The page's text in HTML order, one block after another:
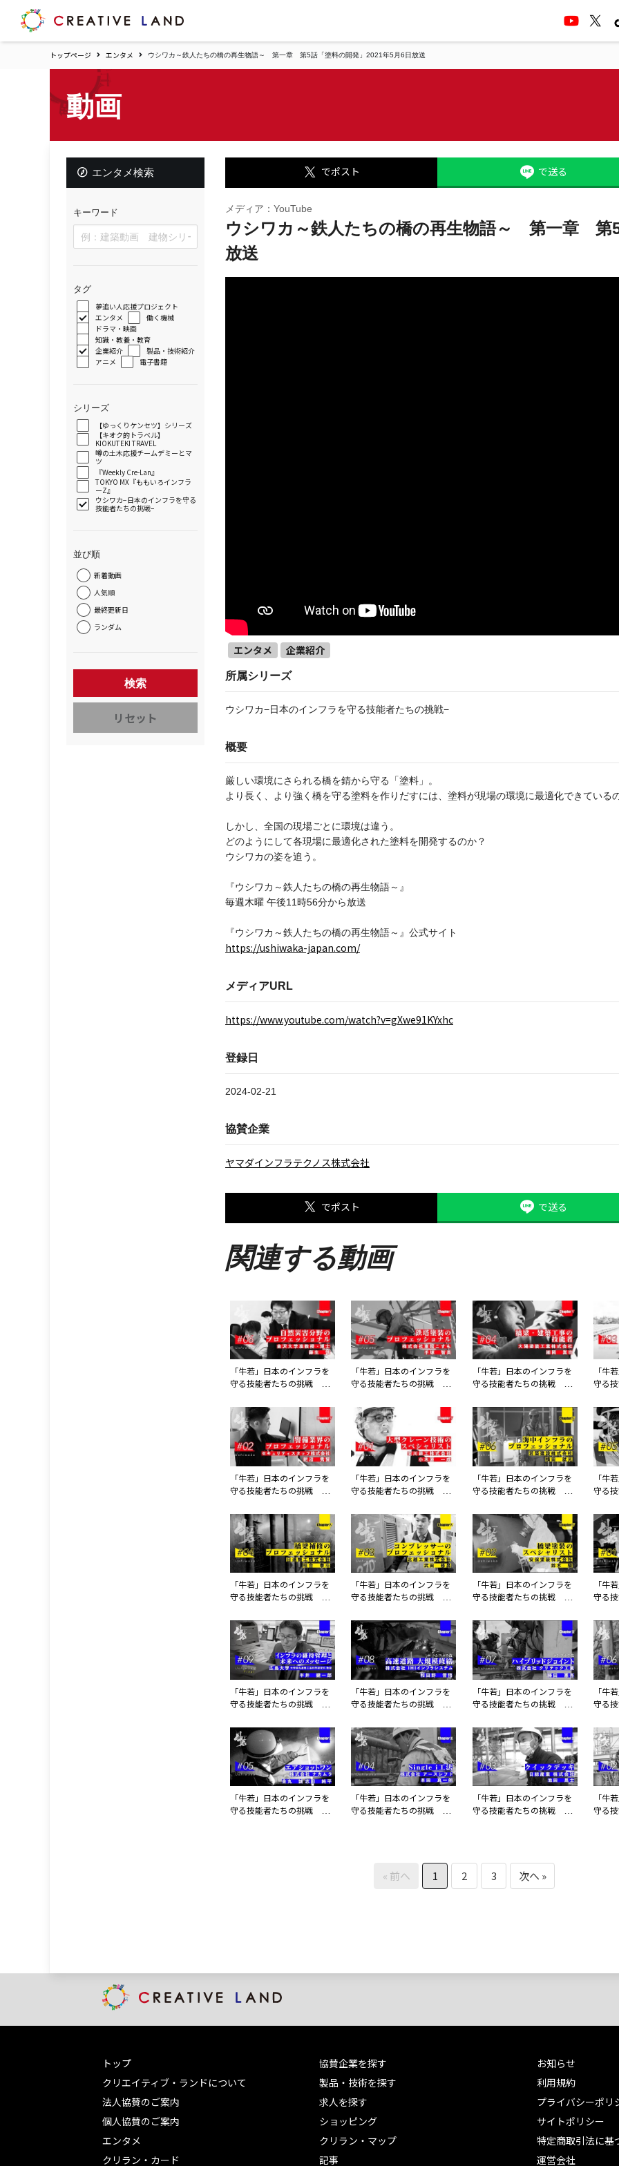
ク
リ
エ
トップページ エンタメ ウシワカ～鉄人たちの橋の再生物語～ 第一章 第5話「塗料の開発」2021年5月6日放送
動画
エンタメ検索
キーワード
タグ
夢追い人応援プロジェクト
エンタメ
働く機械
ドラマ・映画
知識・教養・教育
企業紹介
製品・技術紹介
アニメ
電子書籍
シリーズ
【ゆっくりケンセツ】シリーズ
【キオク的トラベル】
KIOKUTEKI TRAVEL
噂の土木応援チームデミーとマ
ツ
『Weekly Cre-Lan』
TOKYO MX『ももいろインフラ
ーZ』
ウシワカ−日本のインフラを守る
技能者たちの挑戦−
並び順
新着動画
人気順
最終更新日
ランダム
検索
リセット
でポスト で送る
メディア：YouTube
ウシワカ～鉄人たちの橋の再生物語～ 第一章 第5
放送
エンタメ 企業紹介
所属シリーズ
ウシワカ−日本のインフラを守る技能者たちの挑戦−
概要
厳しい環境にさられる橋を錆から守る「塗料」。
より長く、より強く橋を守る塗料を作りだすには、塗料が現場の環境に最適化できている
しかし、全国の現場ごとに環境は違う。
どのようにして各現場に最適化された塗料を開発するのか？
ウシワカの姿を追う。
『ウシワカ～鉄人たちの橋の再生物語～』
毎週木曜 午後11時56分から放送
『ウシワカ～鉄人たちの橋の再生物語～』公式サイト
https://ushiwaka-japan.com/
メディアURL
https://www.youtube.com/watch?v=gXwe91KYxhc
登録日
2024-02-21
協賛企業
ヤマダインフラテクノス株式会社
でポスト で送る
関連する動画
「牛若」日本のインフラを
守る技能者たちの挑戦 第
授
「牛若」日本のインフラを
守る技能者たちの挑戦 第
こすも
「牛若」日本のインフラを
守る技能者たちの挑戦 第
株式会社
「牛
守る
式会社
「牛若」日本のインフラを
守る技能者たちの挑戦 第
スタッフ株式会社
「牛若」日本のインフラを
守る技能者たちの挑戦 第
会社
「牛若」日本のインフラを
守る技能者たちの挑戦 第
会社
「牛
守る
ケー
「牛若」日本のインフラを
守る技能者たちの挑戦 第
会社
「牛若」日本のインフラを
守る技能者たちの挑戦 第
会社
「牛若」日本のインフラを
守る技能者たちの挑戦 第
会社
「牛
守る
ズ株
「牛若」日本のインフラを
守る技能者たちの挑戦 第
学院先進理工系科学研究科
教授
「牛若」日本のインフラを
守る技能者たちの挑戦 第
インフラシステム
「牛若」日本のインフラを
守る技能者たちの挑戦 第
リテック工業
「牛
守る
イブ
「牛若」日本のインフラを
守る技能者たちの挑戦 第
「牛若」日本のインフラを
守る技能者たちの挑戦 第
「牛若」日本のインフラを
守る技能者たちの挑戦 第
「牛
守る
« 前へ 1 2 3 次へ »
トップ
クリエイティブ・ランドについて
法人協賛のご案内
個人協賛のご案内
エンタメ
クリラン・カード
協賛企業を探す
製品・技術を探す
求人を探す
ショッピング
クリラン・マップ
記事
お知らせ
利用規約
プライバシーポリ
サイトポリシー
特定商取引法に基
運営会社